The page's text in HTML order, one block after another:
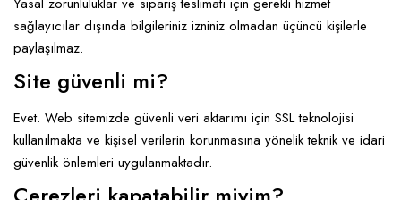
sağlayıcılar dışında bilgileriniz izniniz olmadan üçüncü kişilerle
paylaşılmaz.
Site güvenli mi?
Evet. Web sitemizde güvenli veri aktarımı için SSL teknolojisi
kullanılmakta ve kişisel verilerin korunmasına yönelik teknik ve idari
güvenlik önlemleri uygulanmaktadır.